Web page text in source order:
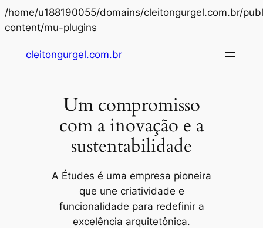
/home/u188190055/domains/cleitongurgel.com.br/
content/mu-plugins
o
cleitongurgel.com.br
Um compromisso
com a inovação e a
sustentabilidade
A Études é uma empresa pioneira
que une criatividade e
funcionalidade para redefinir a
excelência arquitetônica.